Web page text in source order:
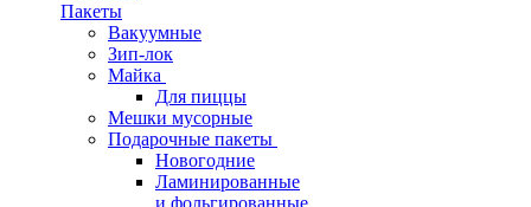
Пакеты
Вакуумные
Зип-лок
Майка
Для пиццы
Мешки мусорные
Подарочные пакеты
Новогодние
Ламинированные
и фольгированные